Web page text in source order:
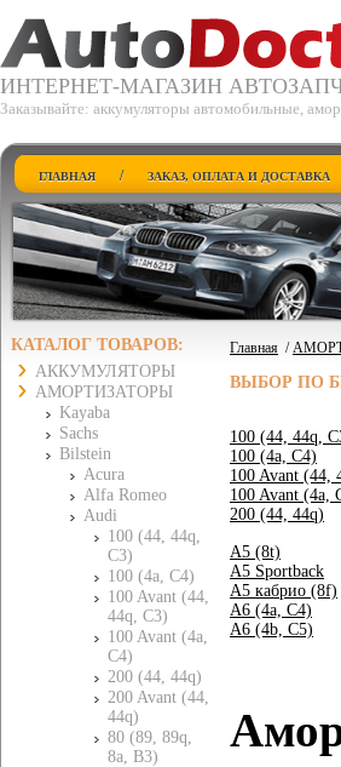
ИНТЕРНЕТ-МАГАЗИН
Заказывайте: аккумуляторы автомобильные,
ГЛАВНАЯ / ЗАКАЗ, ОПЛАТА И ДОСТАВКА
КАТАЛОГ ТОВАРОВ:
АККУМУЛЯТОРЫ
АМОРТИЗАТОРЫ
Kayaba
Sachs
Bilstein
Acura
Alfa Romeo
Audi
100 (44, 44q,
C3)
100 (4a, C4)
100 Avant (44,
44q, C3)
100 Avant (4a,
C4)
200 (44, 44q)
200 Avant (44,
44q)
80 (89, 89q,
8a, B3)
Главная /
ВЫБОР ПО
100 (44, 44q,
100 (4a, C4)
100 Avant (44,
100 Avant (4a,
200 (44, 44q)
A5 (8t)
A5 Sportback
A5 кабрио (8f)
A6 (4a, C4)
A6 (4b, C5)